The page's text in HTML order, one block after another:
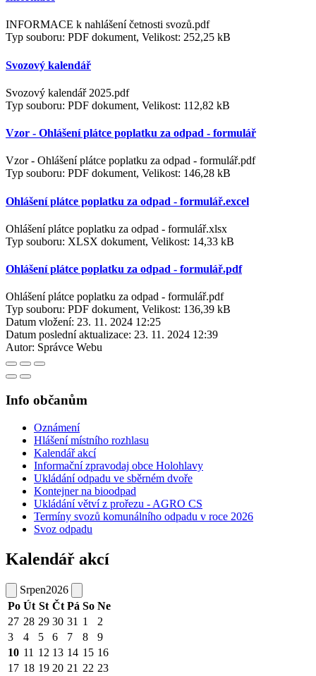
INFORMACE k nahlášení četnosti svozů.pdf
Typ souboru: PDF dokument, Velikost: 252,25 kB
Svozový kalendář
Svozový kalendář 2025.pdf
Typ souboru: PDF dokument, Velikost: 112,82 kB
Vzor - Ohlášení plátce poplatku za odpad - formulář
Vzor - Ohlášení plátce poplatku za odpad - formulář.pdf
Typ souboru: PDF dokument, Velikost: 146,28 kB
Ohlášení plátce poplatku za odpad - formulář.excel
Ohlášení plátce poplatku za odpad - formulář.xlsx
Typ souboru: XLSX dokument, Velikost: 14,33 kB
Ohlášení plátce poplatku za odpad - formulář.pdf
Ohlášení plátce poplatku za odpad - formulář.pdf
Typ souboru: PDF dokument, Velikost: 136,39 kB
Datum vložení: 23. 11. 2024 12:25
Datum poslední aktualizace: 23. 11. 2024 12:39
Autor: Správce Webu
Info občanům
Oznámení
Hlášení místního rozhlasu
Kalendář akcí
Informační zpravodaj obce Holohlavy
Ukládání odpadu ve sběrném dvoře
Kontejner na bioodpad
Ukládání větví z prořezu - AGRO CS
Termíny svozů komunálního odpadu v roce 2026
Svoz odpadu
Kalendář akcí
Srpen2026
Po Út St Čt Pá So Ne
27 28 29 30 31 1
2
3
4 5 6 7 8
9
10 11 12 13 14 15 16
17 18 19 20 21 22 23